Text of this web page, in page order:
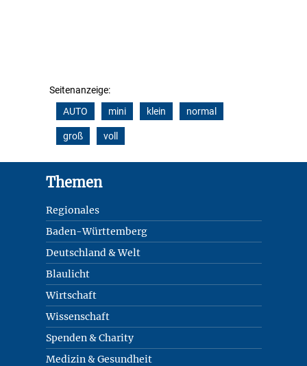
Seitenanzeige:
AUTO
mini klein normal
groß voll
Themen
Regionales
Baden-Württemberg
Deutschland & Welt
Blaulicht
Wirtschaft
Wissenschaft
Spenden & Charity
Medizin & Gesundheit